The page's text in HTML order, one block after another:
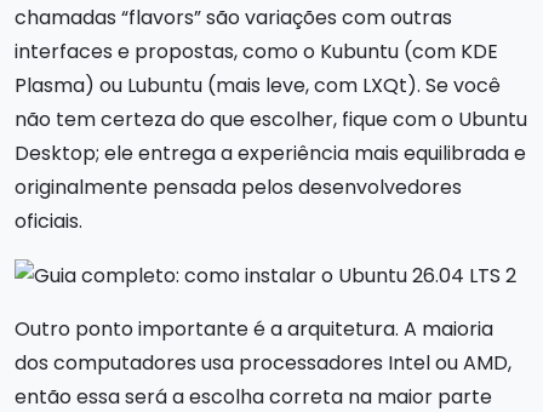
chamadas “flavors” são variações com outras
interfaces e propostas, como o Kubuntu (com KDE
Plasma) ou Lubuntu (mais leve, com LXQt). Se você
não tem certeza do que escolher, fique com o Ubuntu
Desktop; ele entrega a experiência mais equilibrada e
originalmente pensada pelos desenvolvedores
oficiais.
Outro ponto importante é a arquitetura. A maioria
dos computadores usa processadores Intel ou AMD,
então essa será a escolha correta na maior parte